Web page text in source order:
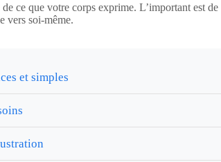
ce que votre corps exprime. L’important est
vers soi-même.
et simples